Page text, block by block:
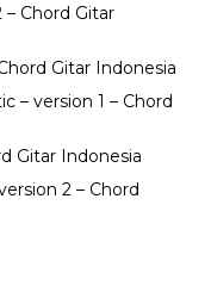
– Chord Gitar
Gitar Indonesia
– version 1 – Chord
Gitar Indonesia
2 – Chord